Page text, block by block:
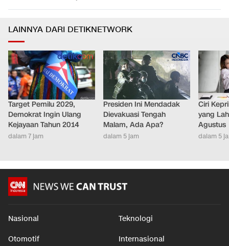
LAINNYA DARI DETIKNETWORK
Target Pemilu 2029,
Demokrat Ingin Ulang
Kejayaan Tahun 2014
dalam 7 jam
Presiden Ini Mendadak
Dievakuasi Tengah
Malam, Ada Apa?
dalam 5 jam
Ciri
yang
Agustus
dalam 5
Nasional Teknologi
Otomotif Internasional